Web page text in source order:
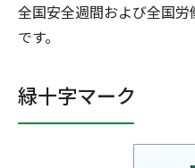
全国安全週間および全国
です。
緑十字マーク